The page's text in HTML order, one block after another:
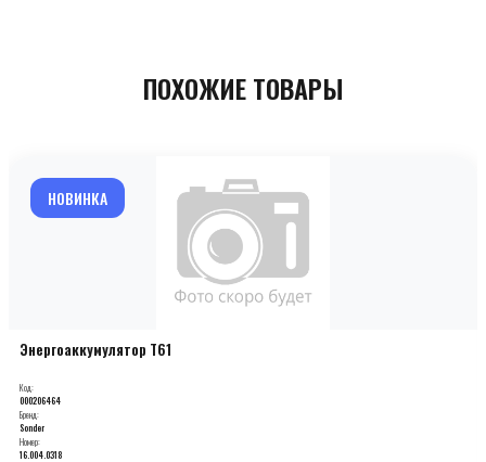
ПОХОЖИЕ ТОВАРЫ
НОВИНКА
Энергоаккумулятор T61
Код:
000206464
Бренд:
Sonder
Номер:
16.004.0318